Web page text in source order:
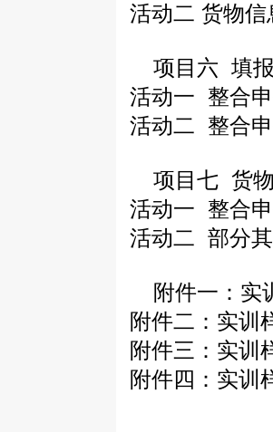
活动二 货物
项目六 填
活动一 整合
活动二 整合
项目七 货
活动一 整合
活动二 部分
附件一：
附件二：实
附件三：实
附件四：实